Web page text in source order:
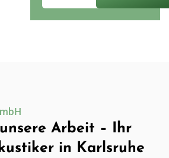
Arbeit – Ihr
in Karlsruhe